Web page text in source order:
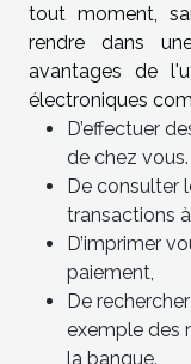
tout moment,
rendre dans
avantages de
électroniques
D’effectuer
de chez vous.
De consulter
transactions
D’imprimer
paiement,
De
exemple des
la banque.